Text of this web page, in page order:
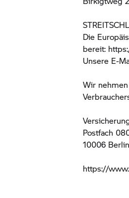
Die
bereit:
Unsere E-
Wir
Postfach
10006
https://